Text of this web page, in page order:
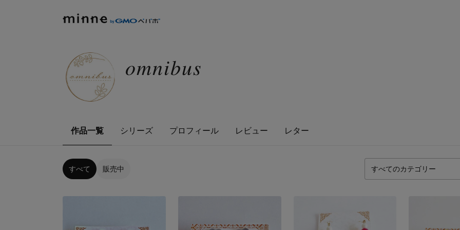
𝑜𝑚𝑛𝑖𝑏𝑢𝑠
作品一覧 シリーズ プロフィール レビュー レター
すべて 販売中